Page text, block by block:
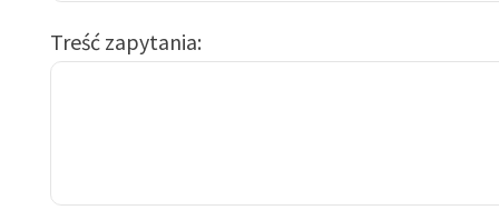
Treść zapytania